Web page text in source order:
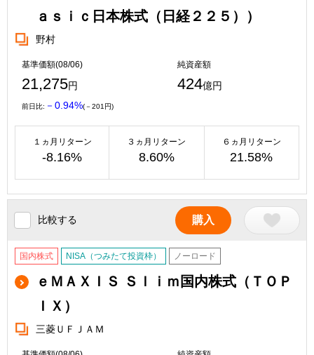
ａｓｉｃ日本株式（日経２２５））
野村
基準価額(08/06)
21,275円
純資産額
424億円
前日比: －0.94%(－201円)
１ヵ月リターン
-8.16%
３ヵ月リターン
8.60%
６ヵ月リターン
21.58%
比較する 購入
国内株式 NISA（つみたて投資枠） ノーロード
ｅＭＡＸＩＳ Ｓｌｉｍ国内株式（ＴＯＰ
ＩＸ）
三菱ＵＦＪＡＭ